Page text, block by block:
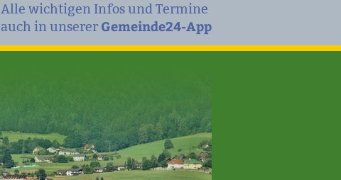
Alle wichtigen Infos und Termine
auch in unserer Gemeinde24-App